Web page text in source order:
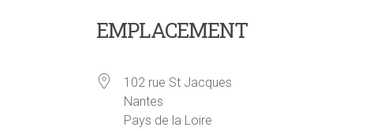
EMPLACEMENT
102 rue St Jacques
Nantes
Pays de la Loire